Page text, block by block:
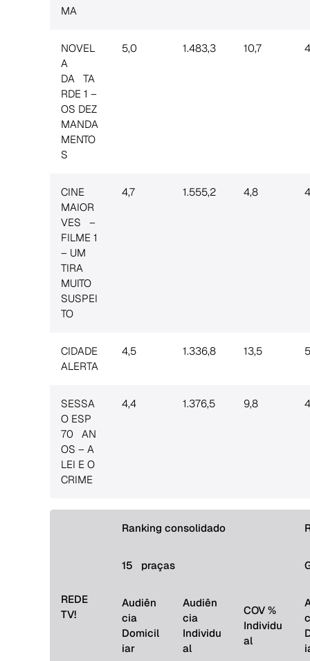
MA
NOVEL
A
DA TA
RDE 1 –
OS DEZ
MANDA
MENTO
S
5,0 1.483,3 10,7
CINE
MAIOR
VES –
FILME 1
– UM
TIRA
MUITO
SUSPEI
TO
4,7 1.555,2 4,8
CIDADE
ALERTA
4,5 1.336,8 13,5
SESSA
O ESP
70 AN
OS – A
LEI E O
CRIME
4,4 1.376,5 9,8
REDE
TV!
Ranking consolidado
15 praças
Audiên
cia
Domicil
iar
Audiên
cia
Individu
al
COV %
Individu
al